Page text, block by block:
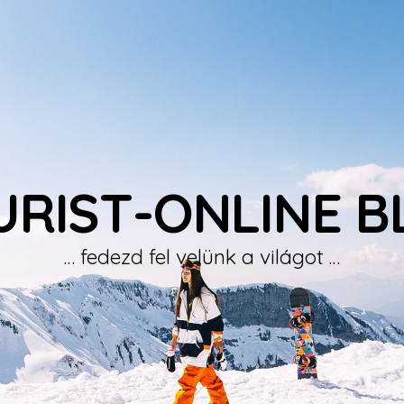
ONLINE
… fedezd fel velünk a világot …